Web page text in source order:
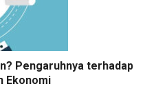
Pengaruhnya terhadap
Ekonomi